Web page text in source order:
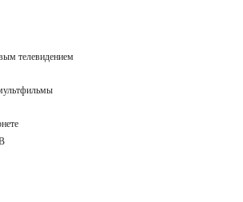
телевидением